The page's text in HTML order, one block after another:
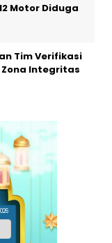
Motor Diduga
Tim Verifikasi
Integritas